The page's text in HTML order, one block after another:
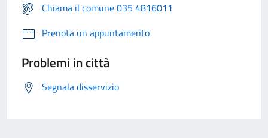
Chiama il comune 035 4816011
Prenota un appuntamento
Problemi in città
Segnala disservizio